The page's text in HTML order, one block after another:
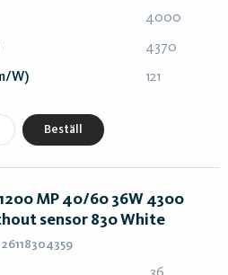
4000
4370
W) 121
Beställ
MP 40/60 36W 4300
sensor 830 White